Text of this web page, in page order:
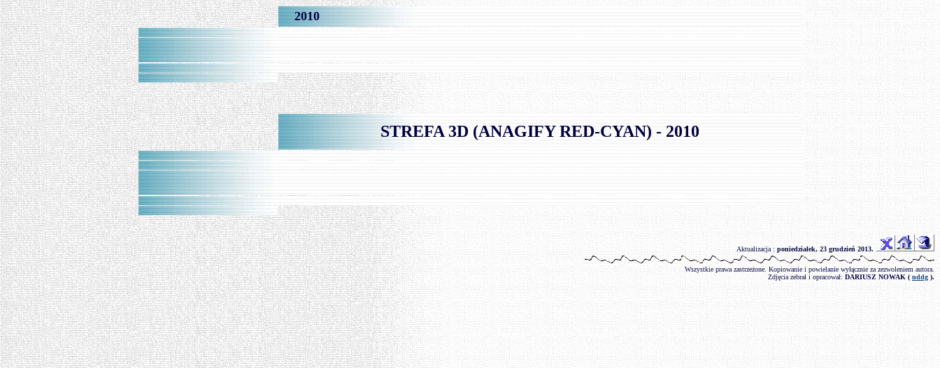
2010
STREFA 3D (ANAGIFY RED-CYAN) - 2010
Aktualizacja : poniedziałek, 23 grudzień 2013.
Wszystkie prawa zastrzeżone. Kopiowanie i powielanie wyłącznie za zezwoleniem autora.
Zdjęcia zebrał i opracował: DARIUSZ NOWAK ( nddg ).